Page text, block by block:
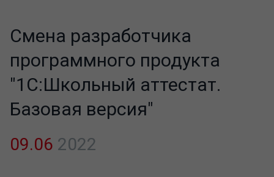
Смена разработчика
программного продукта
"1С:Школьный аттестат.
Базовая версия"
09.06 2022